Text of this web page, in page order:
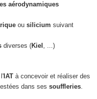
aérodynamiques
ou silicium suivant
diverses (Kiel , ...)
IAT à concevoir et réaliser des
dans ses souffleries.